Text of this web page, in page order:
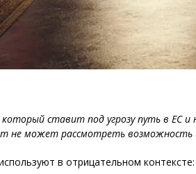
который ставит под угрозу путь в
не может рассмотреть возможность
в отрицательном контексте: